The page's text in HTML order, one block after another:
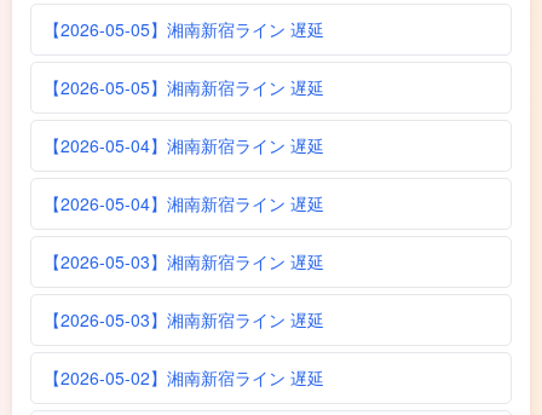
【2026-05-05】湘南新宿ライン 遅延
【2026-05-05】湘南新宿ライン 遅延
【2026-05-04】湘南新宿ライン 遅延
【2026-05-04】湘南新宿ライン 遅延
【2026-05-03】湘南新宿ライン 遅延
【2026-05-03】湘南新宿ライン 遅延
【2026-05-02】湘南新宿ライン 遅延